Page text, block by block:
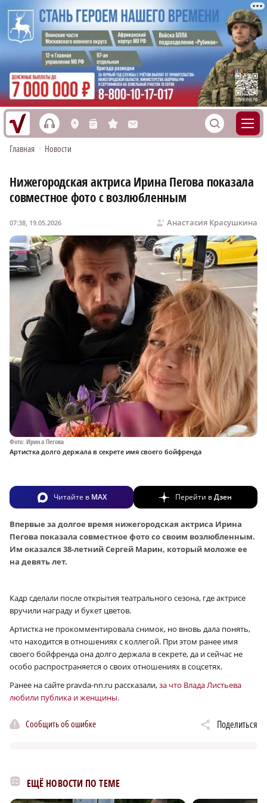
h L n s M S
Главная • Новости
Нижегородская актриса Ирина Пегова показала
совместное фото с возлюбленным
Анастасия Красушкина
07:38, 19.05.2026
Фото: Ирина Пегова
Артистка долго держала в секрете имя своего бойфренда
Читайте в MAX Перейти вДзен
Впервые за долгое время нижегородская актриса Ирина
Пегова показала совместное фото со своим возлюбленным.
Им оказался 38‑летний Сергей Марин, который моложе ее
на девять лет.
Кадр сделали после открытия театрального сезона, где актрисе
вручили награду и букет цветов.
Артистка не прокомментировала снимок, но вновь дала понять,
что находится в отношениях с коллегой. При этом ранее имя
своего бойфренда она долго держала в секрете, да и сейчас не
особо распространяется о своих отношениях в соцсетях.
Ранее на сайте pravda-nn.ru рассказали,за что Влада Листьева
любили публика и женщины.
Сообщить об ошибке Поделиться
ЕЩЁ НОВОСТИ ПО ТЕМЕ